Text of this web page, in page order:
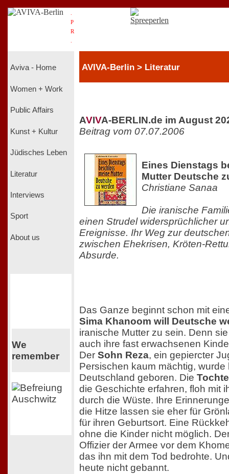
P
R
Aviva - Home
Women + Work
Public Affairs
Kunst + Kultur
Jüdisches Leben
Literatur
Interviews
Sport
About us
We
remember
AVIVA-Berlin > Literatur
AVIVA-BERLIN.de im August
Beitrag vom 07.07.2006
Eines Dienstags
Mutter Deutsche
Christiane Sanaa
Die iranische
einen Strudel widersprüchlicher
Ereignisse. Ihr Weg zur
zwischen Ehekrisen, Kröten-
Absurde.
Das Ganze beginnt schon mit
Sima Khanoom will Deutsche
iranische Mutter zu sein. Denn
auch ihre fast erwachsenen
Der Sohn Reza, ein gepiercter
Persischen kaum mächtig, wurde
Deutschland geboren. Die
die Geschichte erfahren, floh mit
durch die Wüste. Ihre
die Hitze lassen sie eher für
für ihren Geburtsort. Eine
ohne die Kinder nicht möglich.
Offizier der Armee vor dem
das ihn mit dem Tod bedrohte.
heute nicht gebannt.